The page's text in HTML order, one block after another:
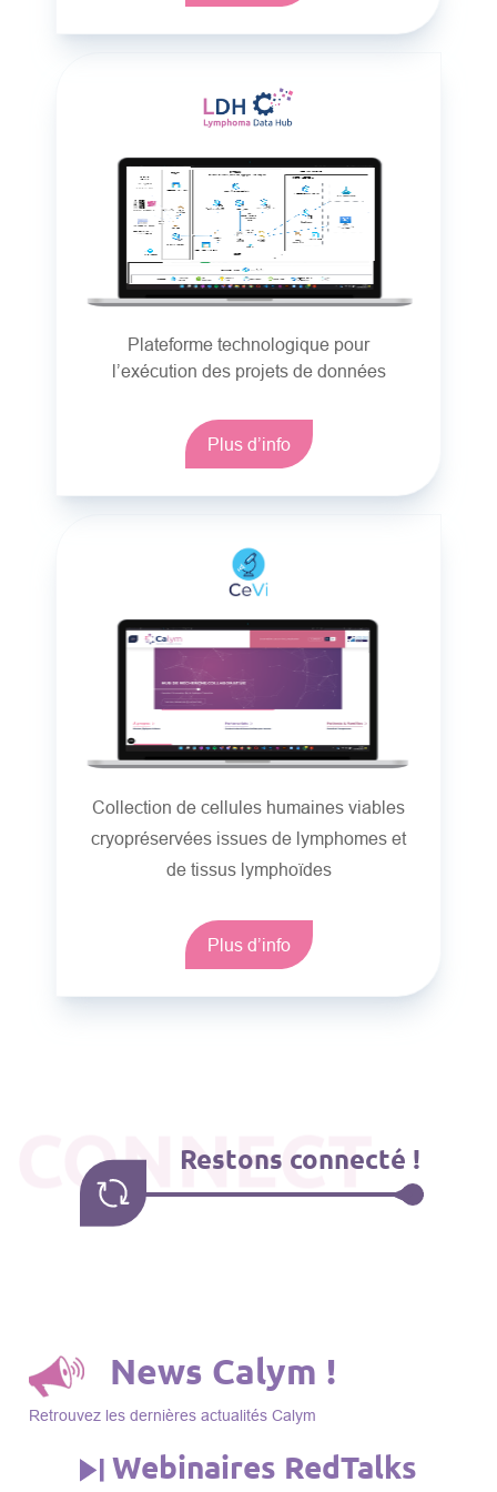
Plateforme technologique pour
l’exécution des projets de données
Plus d’info
Collection de cellules humaines viables
cryopréservées issues de lymphomes et
de tissus lymphoïdes
Plus d’info
CONNECT
Restons connecté !
News Calym !
Retrouvez les dernières actualités Calym
Webinaires RedTalks